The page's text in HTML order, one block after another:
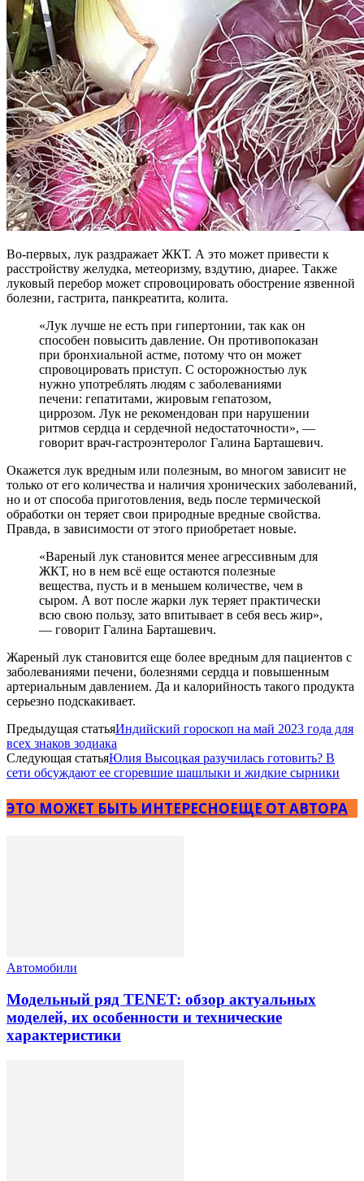
Во-первых, лук раздражает ЖКТ. А это может привести к
расстройству желудка, метеоризму, вздутию, диарее. Также
луковый перебор может спровоцировать обострение язвенной
болезни, гастрита, панкреатита, колита.
«Лук лучше не есть при гипертонии, так как он
способен повысить давление. Он противопоказан
при бронхиальной астме, потому что он может
спровоцировать приступ. С осторожностью лук
нужно употреблять людям с заболеваниями
печени: гепатитами, жировым гепатозом,
циррозом. Лук не рекомендован при нарушении
ритмов сердца и сердечной недостаточности», —
говорит врач-гастроэнтеролог Галина Барташевич.
Окажется лук вредным или полезным, во многом зависит не
только от его количества и наличия хронических заболеваний,
но и от способа приготовления, ведь после термической
обработки он теряет свои природные вредные свойства.
Правда, в зависимости от этого приобретает новые.
«Вареный лук становится менее агрессивным для
ЖКТ, но в нем всё еще остаются полезные
вещества, пусть и в меньшем количестве, чем в
сыром. А вот после жарки лук теряет практически
всю свою пользу, зато впитывает в себя весь жир»,
— говорит Галина Барташевич.
Жареный лук становится еще более вредным для пациентов с
заболеваниями печени, болезнями сердца и повышенным
артериальным давлением. Да и калорийность такого продукта
серьезно подскакивает.
Предыдущая статьяИндийский гороскоп на май 2023 года для
всех знаков зодиака
Следующая статьяЮлия Высоцкая разучилась готовить? В
сети обсуждают ее сгоревшие шашлыки и жидкие сырники
ЭТО МОЖЕТ БЫТЬ ИНТЕРЕСНОЕЩЕ ОТ АВТОРА
Автомобили
Модельный ряд TENET: обзор актуальных
моделей, их особенности и технические
характеристики